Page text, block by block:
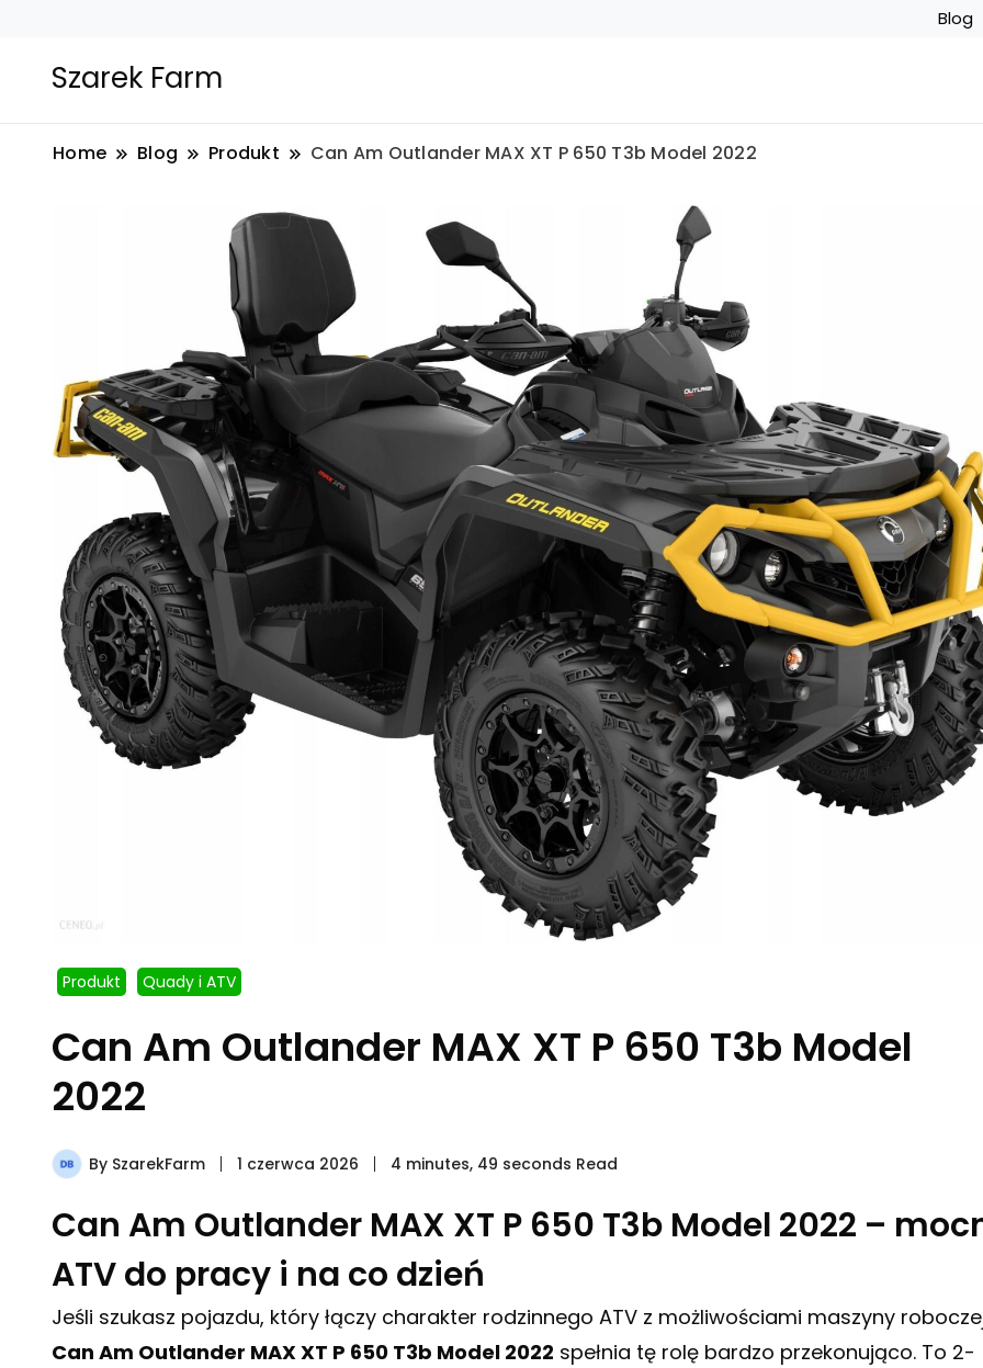
Blog
Szarek Farm
Home Blog Produkt Can Am Outlander MAX XT P 650 T3b Model 2022
Produkt Quady i ATV
Can Am Outlander MAX XT P 650 T3b Model
2022
By SzarekFarm 1 czerwca 2026 4 minutes, 49 seconds Read
Can Am Outlander MAX XT P 650 T3b Model 2022 –
ATV do pracy i na co dzień
Jeśli szukasz pojazdu, który łączy charakter rodzinnego ATV z możliwościami maszyny
Can Am Outlander MAX XT P 650 T3b Model 2022 spełnia tę rolę bardzo przekonująco. To 2-